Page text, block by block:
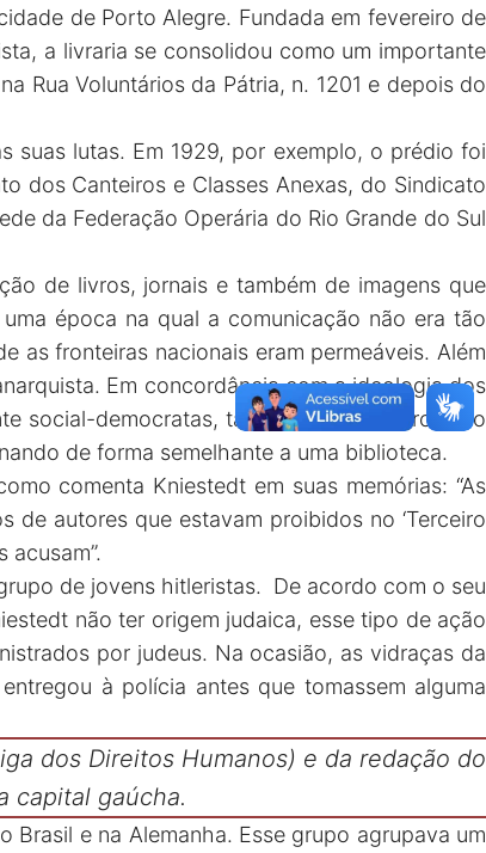
de Porto Alegre. Fundada em fevereiro de
a livraria se consolidou como um importante
Rua Voluntários da Pátria, n. 1201 e depois do
suas lutas. Em 1929, por exemplo, o prédio foi
dos Canteiros e Classes Anexas, do Sindicato
da Federação Operária do Rio Grande do Sul
de livros, jornais e também de imagens que
época na qual a comunicação não era tão
as fronteiras nacionais eram permeáveis. Além
Em concordância com a ideologia dos
social-democratas, também tenham circulado
de forma semelhante a uma biblioteca.
comenta Kniestedt em suas memórias: “As
autores que estavam proibidos no ‘Terceiro
de jovens hitleristas. De acordo com o seu
não ter origem judaica, esse tipo de ação
por judeus. Na ocasião, as vidraças da
à polícia antes que tomassem alguma
dos Direitos Humanos) e da redação do
capital gaúcha.
e na Alemanha. Esse grupo agrupava um